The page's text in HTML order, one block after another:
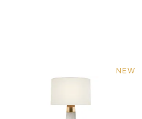
NEW